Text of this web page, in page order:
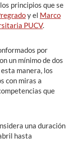
principios que se
y el Marco
PUCV.
por
un mínimo de dos
manera, los
con miras a
que
una duración
hasta